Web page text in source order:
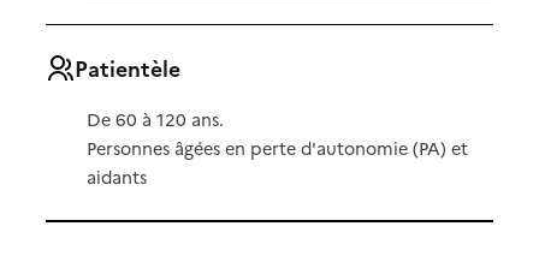
Patientèle
De 60 à 120 ans.
Personnes âgées en perte d'autonomie (PA) et
aidants